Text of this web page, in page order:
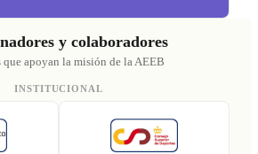
y colaboradores
que apoyan la misión de la AEEB
INSTITUCIONAL